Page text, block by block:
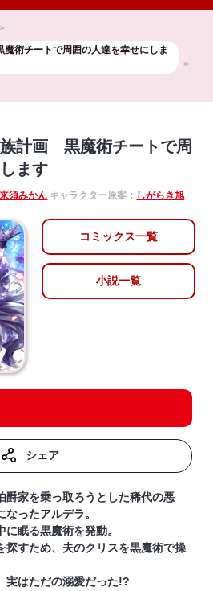
術チートで周囲の人達を幸せにしま
計画 黒魔術チートで周
ます
来須みかん キャラクター原案： しがらき旭
コミックス一覧
小説一覧
シェア
爵家を乗っ取ろうとした稀代の悪
ったアルデラ。
眠る黒魔術を発動。
探すため、夫のクリスを黒魔術で操
実はただの溺愛だった!?